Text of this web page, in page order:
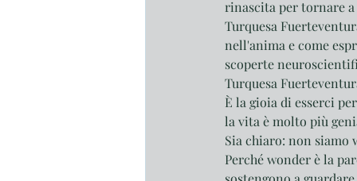
rinascita per tornare
Turquesa
nell'anima e come
scoperte
Turquesa
È la gioia di esserci
la vita è molto più
Sia chiaro: non siamo
Perché wonder è la